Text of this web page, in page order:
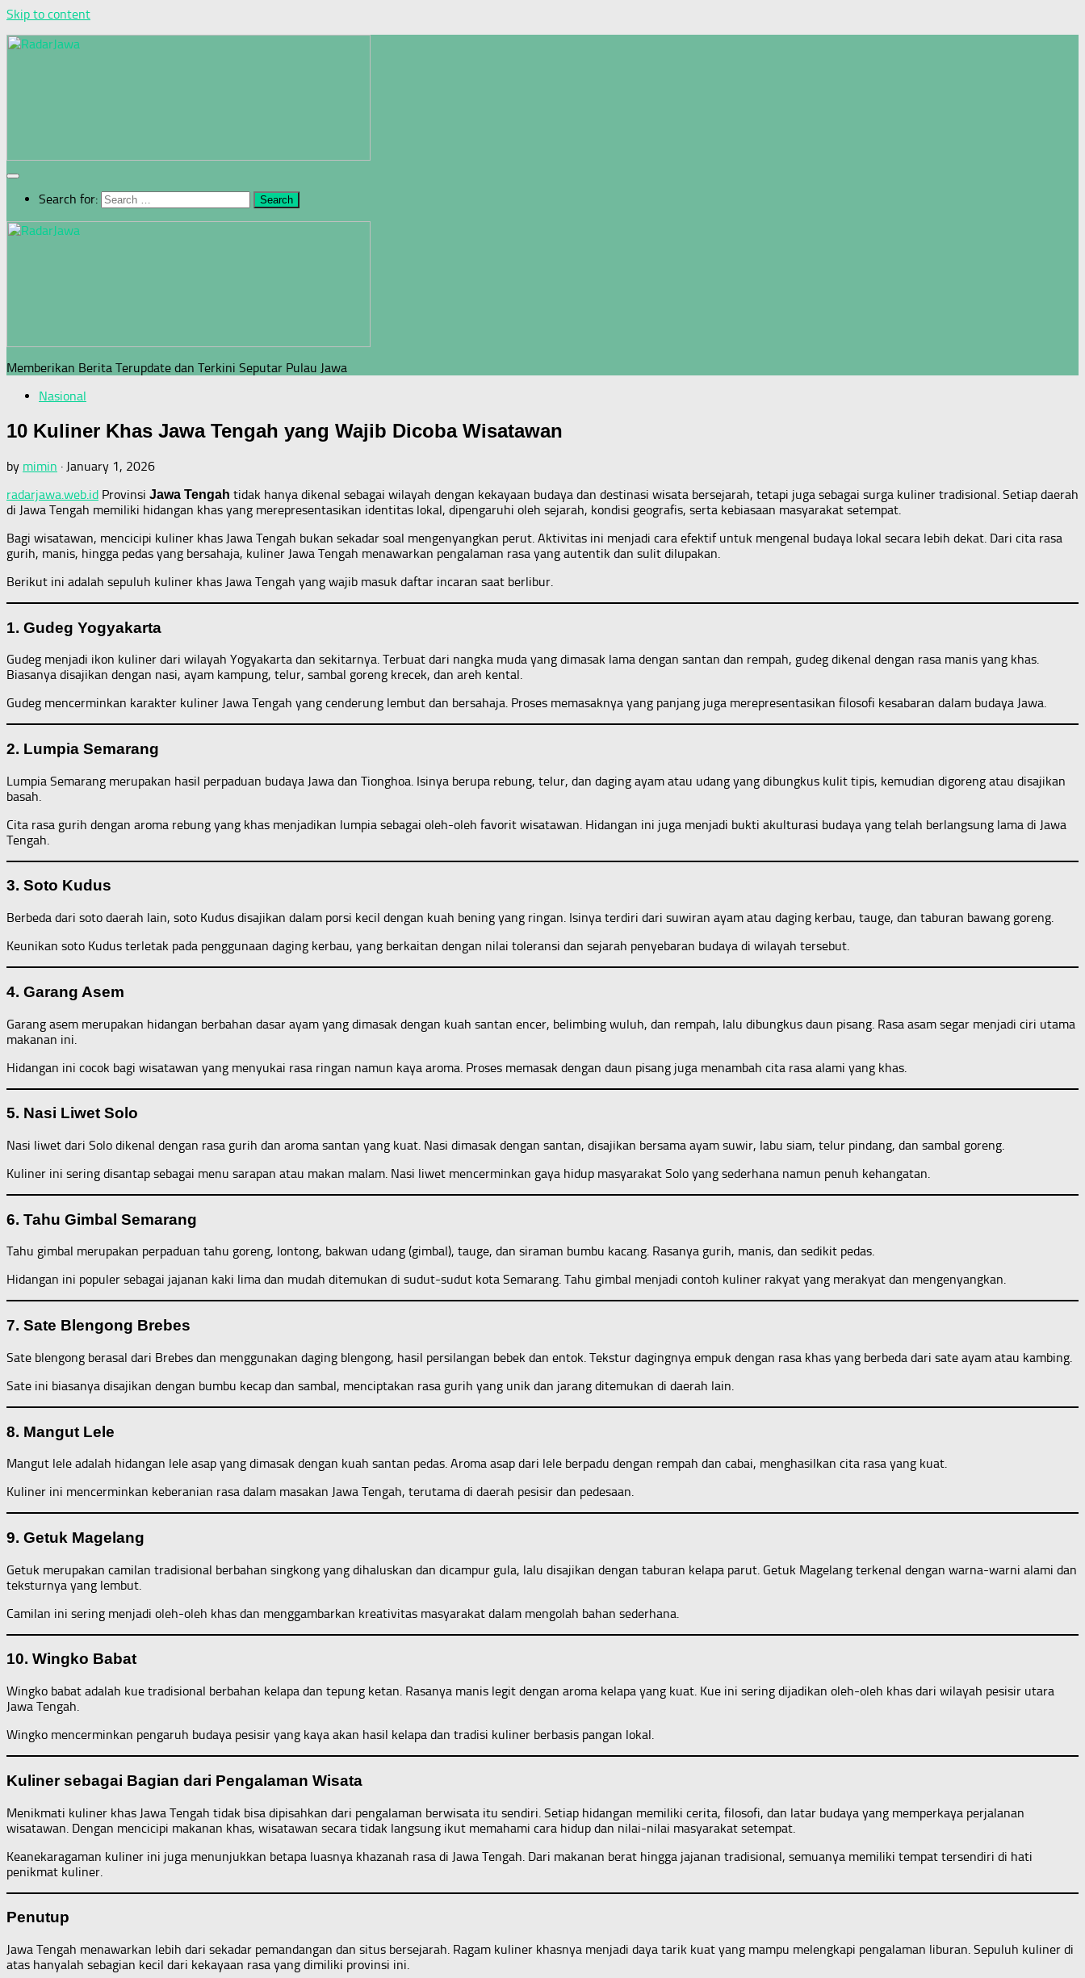
Skip to content
Search for:
Memberikan Berita Terupdate dan Terkini Seputar Pulau Jawa
Nasional
10 Kuliner Khas Jawa Tengah yang Wajib Dicoba Wisatawan
by mimin · January 1, 2026
radarjawa.web.id Provinsi Jawa Tengah tidak hanya dikenal sebagai wilayah dengan kekayaan budaya dan destinasi wisata bersejarah, tetapi juga sebagai surga kuliner tradisional. Setiap daerah
di Jawa Tengah memiliki hidangan khas yang merepresentasikan identitas lokal, dipengaruhi oleh sejarah, kondisi geografis, serta kebiasaan masyarakat setempat.
Bagi wisatawan, mencicipi kuliner khas Jawa Tengah bukan sekadar soal mengenyangkan perut. Aktivitas ini menjadi cara efektif untuk mengenal budaya lokal secara lebih dekat. Dari cita rasa
gurih, manis, hingga pedas yang bersahaja, kuliner Jawa Tengah menawarkan pengalaman rasa yang autentik dan sulit dilupakan.
Berikut ini adalah sepuluh kuliner khas Jawa Tengah yang wajib masuk daftar incaran saat berlibur.
1. Gudeg Yogyakarta
Gudeg menjadi ikon kuliner dari wilayah Yogyakarta dan sekitarnya. Terbuat dari nangka muda yang dimasak lama dengan santan dan rempah, gudeg dikenal dengan rasa manis yang khas.
Biasanya disajikan dengan nasi, ayam kampung, telur, sambal goreng krecek, dan areh kental.
Gudeg mencerminkan karakter kuliner Jawa Tengah yang cenderung lembut dan bersahaja. Proses memasaknya yang panjang juga merepresentasikan filosofi kesabaran dalam budaya Jawa.
2. Lumpia Semarang
Lumpia Semarang merupakan hasil perpaduan budaya Jawa dan Tionghoa. Isinya berupa rebung, telur, dan daging ayam atau udang yang dibungkus kulit tipis, kemudian digoreng atau disajikan
basah.
Cita rasa gurih dengan aroma rebung yang khas menjadikan lumpia sebagai oleh-oleh favorit wisatawan. Hidangan ini juga menjadi bukti akulturasi budaya yang telah berlangsung lama di Jawa
Tengah.
3. Soto Kudus
Berbeda dari soto daerah lain, soto Kudus disajikan dalam porsi kecil dengan kuah bening yang ringan. Isinya terdiri dari suwiran ayam atau daging kerbau, tauge, dan taburan bawang goreng.
Keunikan soto Kudus terletak pada penggunaan daging kerbau, yang berkaitan dengan nilai toleransi dan sejarah penyebaran budaya di wilayah tersebut.
4. Garang Asem
Garang asem merupakan hidangan berbahan dasar ayam yang dimasak dengan kuah santan encer, belimbing wuluh, dan rempah, lalu dibungkus daun pisang. Rasa asam segar menjadi ciri utama
makanan ini.
Hidangan ini cocok bagi wisatawan yang menyukai rasa ringan namun kaya aroma. Proses memasak dengan daun pisang juga menambah cita rasa alami yang khas.
5. Nasi Liwet Solo
Nasi liwet dari Solo dikenal dengan rasa gurih dan aroma santan yang kuat. Nasi dimasak dengan santan, disajikan bersama ayam suwir, labu siam, telur pindang, dan sambal goreng.
Kuliner ini sering disantap sebagai menu sarapan atau makan malam. Nasi liwet mencerminkan gaya hidup masyarakat Solo yang sederhana namun penuh kehangatan.
6. Tahu Gimbal Semarang
Tahu gimbal merupakan perpaduan tahu goreng, lontong, bakwan udang (gimbal), tauge, dan siraman bumbu kacang. Rasanya gurih, manis, dan sedikit pedas.
Hidangan ini populer sebagai jajanan kaki lima dan mudah ditemukan di sudut-sudut kota Semarang. Tahu gimbal menjadi contoh kuliner rakyat yang merakyat dan mengenyangkan.
7. Sate Blengong Brebes
Sate blengong berasal dari Brebes dan menggunakan daging blengong, hasil persilangan bebek dan entok. Tekstur dagingnya empuk dengan rasa khas yang berbeda dari sate ayam atau kambing.
Sate ini biasanya disajikan dengan bumbu kecap dan sambal, menciptakan rasa gurih yang unik dan jarang ditemukan di daerah lain.
8. Mangut Lele
Mangut lele adalah hidangan lele asap yang dimasak dengan kuah santan pedas. Aroma asap dari lele berpadu dengan rempah dan cabai, menghasilkan cita rasa yang kuat.
Kuliner ini mencerminkan keberanian rasa dalam masakan Jawa Tengah, terutama di daerah pesisir dan pedesaan.
9. Getuk Magelang
Getuk merupakan camilan tradisional berbahan singkong yang dihaluskan dan dicampur gula, lalu disajikan dengan taburan kelapa parut. Getuk Magelang terkenal dengan warna-warni alami dan
teksturnya yang lembut.
Camilan ini sering menjadi oleh-oleh khas dan menggambarkan kreativitas masyarakat dalam mengolah bahan sederhana.
10. Wingko Babat
Wingko babat adalah kue tradisional berbahan kelapa dan tepung ketan. Rasanya manis legit dengan aroma kelapa yang kuat. Kue ini sering dijadikan oleh-oleh khas dari wilayah pesisir utara
Jawa Tengah.
Wingko mencerminkan pengaruh budaya pesisir yang kaya akan hasil kelapa dan tradisi kuliner berbasis pangan lokal.
Kuliner sebagai Bagian dari Pengalaman Wisata
Menikmati kuliner khas Jawa Tengah tidak bisa dipisahkan dari pengalaman berwisata itu sendiri. Setiap hidangan memiliki cerita, filosofi, dan latar budaya yang memperkaya perjalanan
wisatawan. Dengan mencicipi makanan khas, wisatawan secara tidak langsung ikut memahami cara hidup dan nilai-nilai masyarakat setempat.
Keanekaragaman kuliner ini juga menunjukkan betapa luasnya khazanah rasa di Jawa Tengah. Dari makanan berat hingga jajanan tradisional, semuanya memiliki tempat tersendiri di hati
penikmat kuliner.
Penutup
Jawa Tengah menawarkan lebih dari sekadar pemandangan dan situs bersejarah. Ragam kuliner khasnya menjadi daya tarik kuat yang mampu melengkapi pengalaman liburan. Sepuluh kuliner di
atas hanyalah sebagian kecil dari kekayaan rasa yang dimiliki provinsi ini.